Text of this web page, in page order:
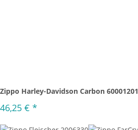
Zippo Harley-Davidson Carbon 60001201
46,25 € *